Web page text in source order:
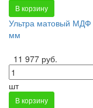
В корзину
Ультра матовый МДФ
мм
11 977 руб.
шт
В корзину